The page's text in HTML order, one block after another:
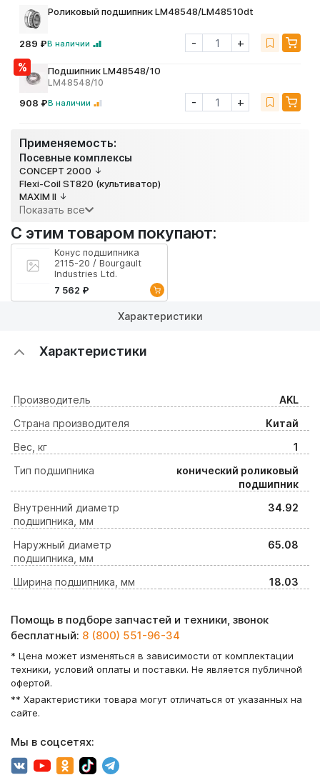
Роликовый подшипник LM48548/LM48510dt
289 ₽В наличии - +
Подшипник LM48548/10
LM48548/10
908 ₽В наличии - +
Применяемость:
Посевные комплексы
CONCEPT 2000
Flexi-Coil ST820 (культиватор)
MAXIM ll
Показать все
С этим товаром покупают:
Конус подшипника
2115-20 / Bourgault
Industries Ltd.
7 562 ₽
Характеристики
Характеристики
Производитель
AKL
Страна производителя
Китай
Вес, кг
1
Тип подшипника
конический роликовый
подшипник
Внутренний диаметр
подшипника, мм
34.92
Наружный диаметр
подшипника, мм
65.08
Ширина подшипника, мм 18.03
Помощь в подборе запчастей и техники, звонок
бесплатный: 8 (800) 551-96-34
* Цена может изменяться в зависимости от комплектации
техники, условий оплаты и поставки. Не является публичной
офертой.
** Характеристики товара могут отличаться от указанных на
сайте.
Мы в соцсетях: